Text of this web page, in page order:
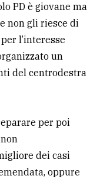
PD è giovane ma
non gli riesce di
l’interesse
un
del centrodestra
per poi
dei casi
oppure